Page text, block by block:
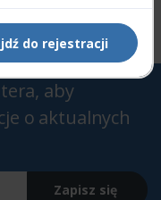
do rejestracji
aby
o aktualnych
Zapisz się